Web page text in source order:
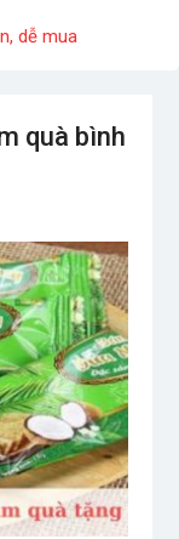
M-
dễ mua
quà bình